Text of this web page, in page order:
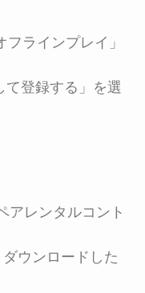
ラインプレイ」
て登録する」を選
アレンタルコント
ウンロードした